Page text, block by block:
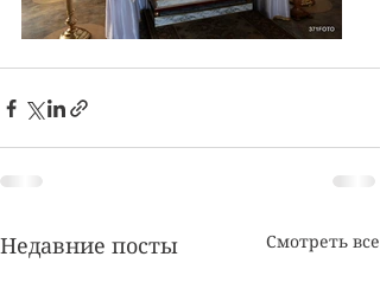
Недавние посты Смотреть все